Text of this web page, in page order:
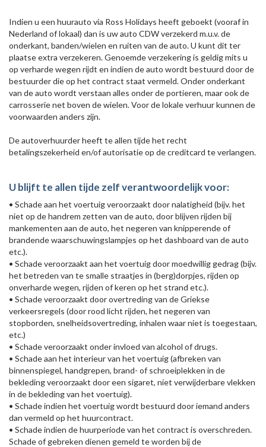
Indien u een huurauto via Ross Holidays heeft geboekt (vooraf in
Nederland of lokaal) dan is uw auto CDW verzekerd m.u.v. de
onderkant, banden/wielen en ruiten van de auto. U kunt dit ter
plaatse extra verzekeren. Genoemde verzekering is geldig mits u
op verharde wegen rijdt en indien de auto wordt bestuurd door de
bestuurder die op het contract staat vermeld. Onder onderkant
van de auto wordt verstaan alles onder de portieren, maar ook de
carrosserie net boven de wielen. Voor de lokale verhuur kunnen de
voorwaarden anders zijn.
De autoverhuurder heeft te allen tijde het recht
betalingszekerheid en/of autorisatie op de creditcard te verlangen.
U blijft te allen tijde zelf verantwoordelijk voor:
• Schade aan het voertuig veroorzaakt door nalatigheid (bijv. het
niet op de handrem zetten van de auto, door blijven rijden bij
mankementen aan de auto, het negeren van knipperende of
brandende waarschuwingslampjes op het dashboard van de auto
etc.).
• Schade veroorzaakt aan het voertuig door moedwillig gedrag (bijv.
het betreden van te smalle straatjes in (berg)dorpjes, rijden op
onverharde wegen, rijden of keren op het strand etc.).
• Schade veroorzaakt door overtreding van de Griekse
verkeersregels (door rood licht rijden, het negeren van
stopborden, snelheidsovertreding, inhalen waar niet is toegestaan,
etc.)
• Schade veroorzaakt onder invloed van alcohol of drugs.
• Schade aan het interieur van het voertuig (afbreken van
binnenspiegel, handgrepen, brand- of schroeiplekken in de
bekleding veroorzaakt door een sigaret, niet verwijderbare vlekken
in de bekleding van het voertuig).
• Schade indien het voertuig wordt bestuurd door iemand anders
dan vermeld op het huurcontract.
• Schade indien de huurperiode van het contract is overschreden.
Schade of gebreken dienen gemeld te worden bij de